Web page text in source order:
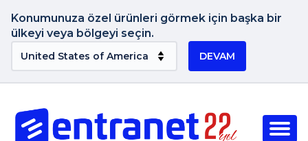
Konumunuza özel ürünleri görmek için başka bir
ülkeyi veya bölgeyi seçin.
DEVAM